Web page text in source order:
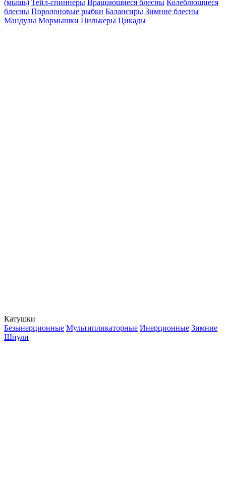
(мышь) Тейл-спиннеры Вращающиеся блесны Колеблющиеся
блесны Поролоновые рыбки Балансиры Зимние блесны
Мандулы Мормышки Пилькеры Цикады
Катушки
Безынерционные Мультипликаторные Инерционные Зимние
Шпули